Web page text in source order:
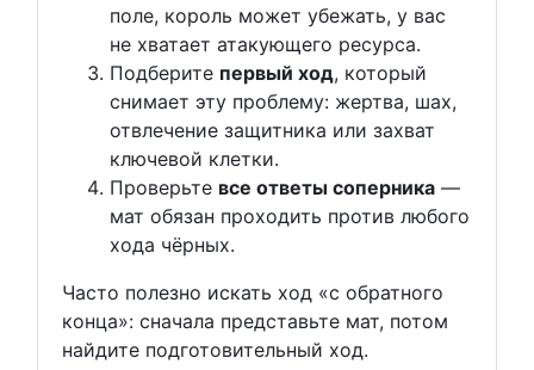
поле, король может убежать, у вас
не хватает атакующего ресурса.
Подберите первый ход, который
снимает эту проблему: жертва, шах,
отвлечение защитника или захват
ключевой клетки.
Проверьте все ответы соперника —
мат обязан проходить против любого
хода чёрных.
Часто полезно искать ход «с обратного
конца»: сначала представьте мат, потом
найдите подготовительный ход.